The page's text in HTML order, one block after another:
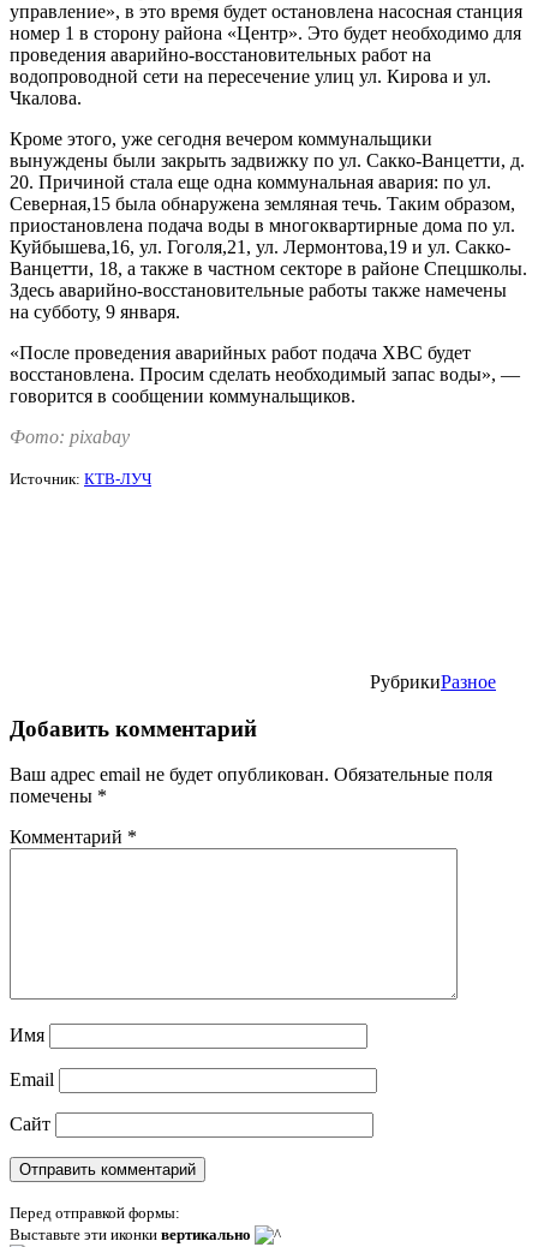
управление», в это время будет остановлена насосная станция
номер 1 в сторону района «Центр». Это будет необходимо для
проведения аварийно-восстановительных работ на
водопроводной сети на пересечение улиц ул. Кирова и ул.
Чкалова.
Кроме этого, уже сегодня вечером коммунальщики
вынуждены были закрыть задвижку по ул. Сакко-Ванцетти, д.
20. Причиной стала еще одна коммунальная авария: по ул.
Северная,15 была обнаружена земляная течь. Таким образом,
приостановлена подача воды в многоквартирные дома по ул.
Куйбышева,16, ул. Гоголя,21, ул. Лермонтова,19 и ул. Сакко-
Ванцетти, 18, а также в частном секторе в районе Спецшколы.
Здесь аварийно-восстановительные работы также намечены
на субботу, 9 января.
«После проведения аварийных работ подача ХВС будет
восстановлена. Просим сделать необходимый запас воды», —
говорится в сообщении коммунальщиков.
Фото: pixabay
Источник: КТВ-ЛУЧ
РубрикиРазное
Добавить комментарий
Ваш адрес email не будет опубликован. Обязательные поля
помечены *
Комментарий *
Имя
Email
Сайт
Перед отправкой формы:
Выставьте эти иконки вертикально